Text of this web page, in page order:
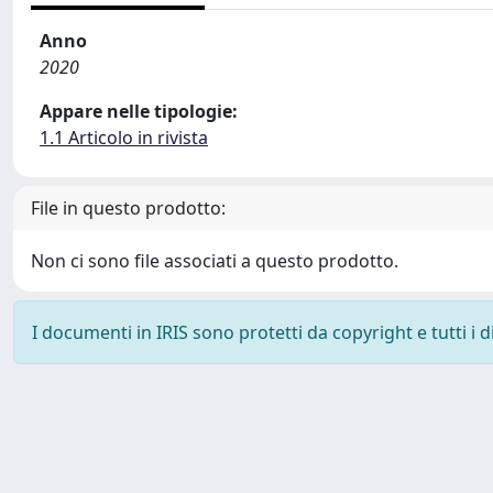
Anno
2020
Appare nelle tipologie:
1.1 Articolo in rivista
File in questo prodotto:
Non ci sono file associati a questo prodotto.
I documenti in IRIS sono protetti da copyright e tutti i